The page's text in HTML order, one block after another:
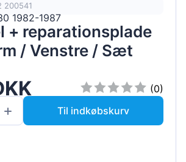
200541
1982-1987
+ reparationsplade
/ Venstre / Sæt
(0)
Til indkøbskurv